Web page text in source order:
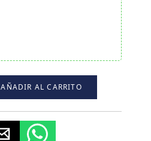
AÑADIR AL CARRITO